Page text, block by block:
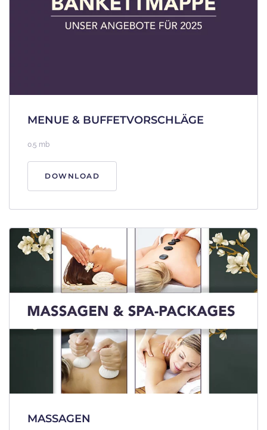
MENUE & BUFFETVORSCHLÄGE
0.5 mb
DOWNLOAD
MASSAGEN